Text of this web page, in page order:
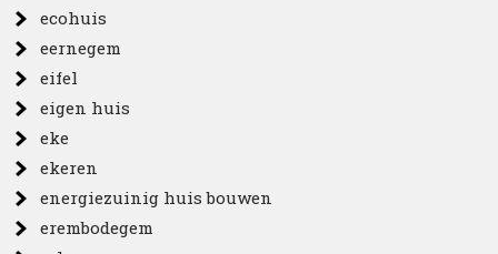
ecohuis
eernegem
eifel
eigen huis
eke
ekeren
energiezuinig huis bouwen
erembodegem